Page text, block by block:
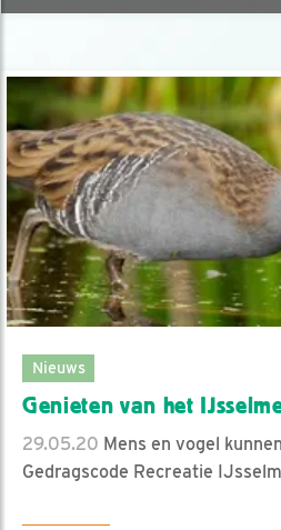
Nieuws
Genieten van het
29.05.20 Mens en vogel
Gedragscode Recreatie